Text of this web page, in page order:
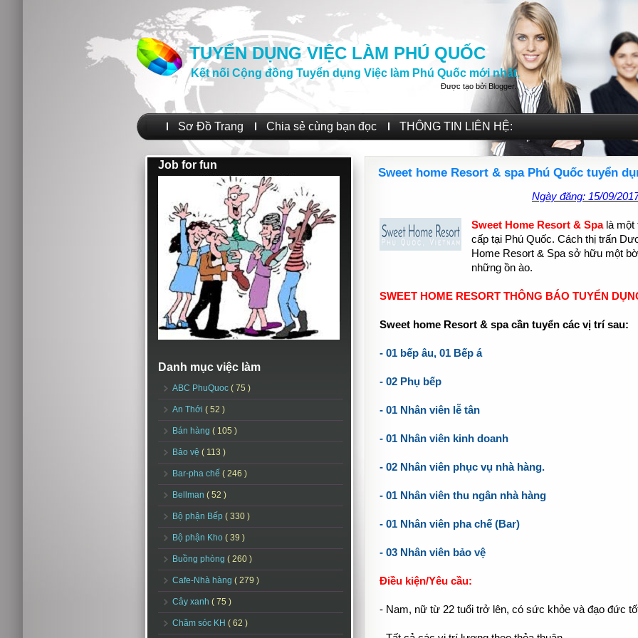
TUYỂN DỤNG VIỆC LÀM PHÚ QUỐC
Kết nối Cộng đồng Tuyển dụng Việc làm Phú Quốc mới nhất.
Được tạo bởi Blogger.
Sơ Đồ Trang Chia sẻ cùng bạn đọc THÔNG TIN LIÊN HỆ:
Job for fun
Danh mục việc làm
ABC PhuQuoc ( 75 )
An Thới ( 52 )
Bán hàng ( 105 )
Bảo vệ ( 113 )
Bar-pha chế ( 246 )
Bellman ( 52 )
Bộ phận Bếp ( 330 )
Bộ phận Kho ( 39 )
Buồng phòng ( 260 )
Cafe-Nhà hàng ( 279 )
Cây xanh ( 75 )
Chăm sóc KH ( 62 )
Sweet home Resort & spa Phú Quốc tuyển
Ngày đăng: 15/09/
Sweet Home Resort & Spalà một
cấp tại Phú Quốc. Cách thị trấn
Home Resort & Spa sở hữu một
những ồn ào.
SWEET HOME RESORT THÔNG BÁO TUYỂN
Sweet home Resort & spa cần tuyển các vị trí sau:
- 01 bếp âu, 01 Bếp á
- 02 Phụ bếp
- 01 Nhân viên lễ tân
- 01 Nhân viên kinh doanh
- 02 Nhân viên phục vụ nhà hàng.
- 01 Nhân viên thu ngân nhà hàng
- 01 Nhân viên pha chế (Bar)
- 03 Nhân viên bảo vệ
Điều kiện/Yêu cầu:
- Nam, nữ từ 22 tuổi trở lên, có sức khỏe và đạo đức